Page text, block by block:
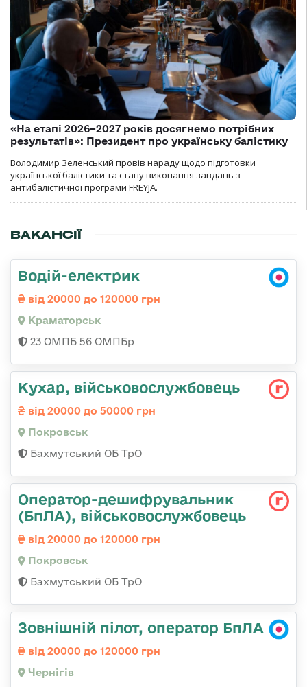
«На етапі 2026–2027 років досягнемо потрібних
результатів»: Президент про українську балістику
Володимир Зеленський провів нараду щодо підготовки
української балістики та стану виконання завдань з
антибалістичної програми FREYJA.
ВАКАНСІЇ
Водій-електрик
від 20000 до 120000 грн
Краматорськ
23 ОМПБ 56 ОМПБр
Кухар, військовослужбовець
від 20000 до 50000 грн
Покровськ
Бахмутський ОБ ТрО
Оператор-дешифрувальник
(БпЛА), військовослужбовець
від 20000 до 120000 грн
Покровськ
Бахмутський ОБ ТрО
Зовнішній пілот, оператор БпЛА
від 20000 до 120000 грн
Чернігів